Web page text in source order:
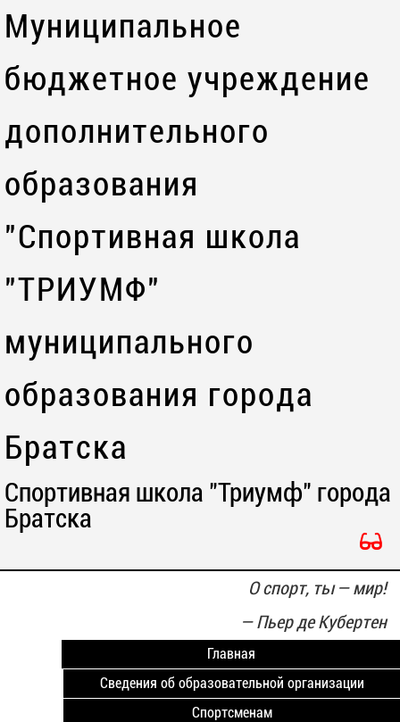
Муниципальное
бюджетное учреждение
дополнительного
образования
"Спортивная школа
"ТРИУМФ"
муниципального
образования города
Братска
Спортивная школа "Триумф" города
Братска
О спорт, ты — мир!
—Пьер де Кубертен
Главная
Сведения об образовательной организации
Спортсменам